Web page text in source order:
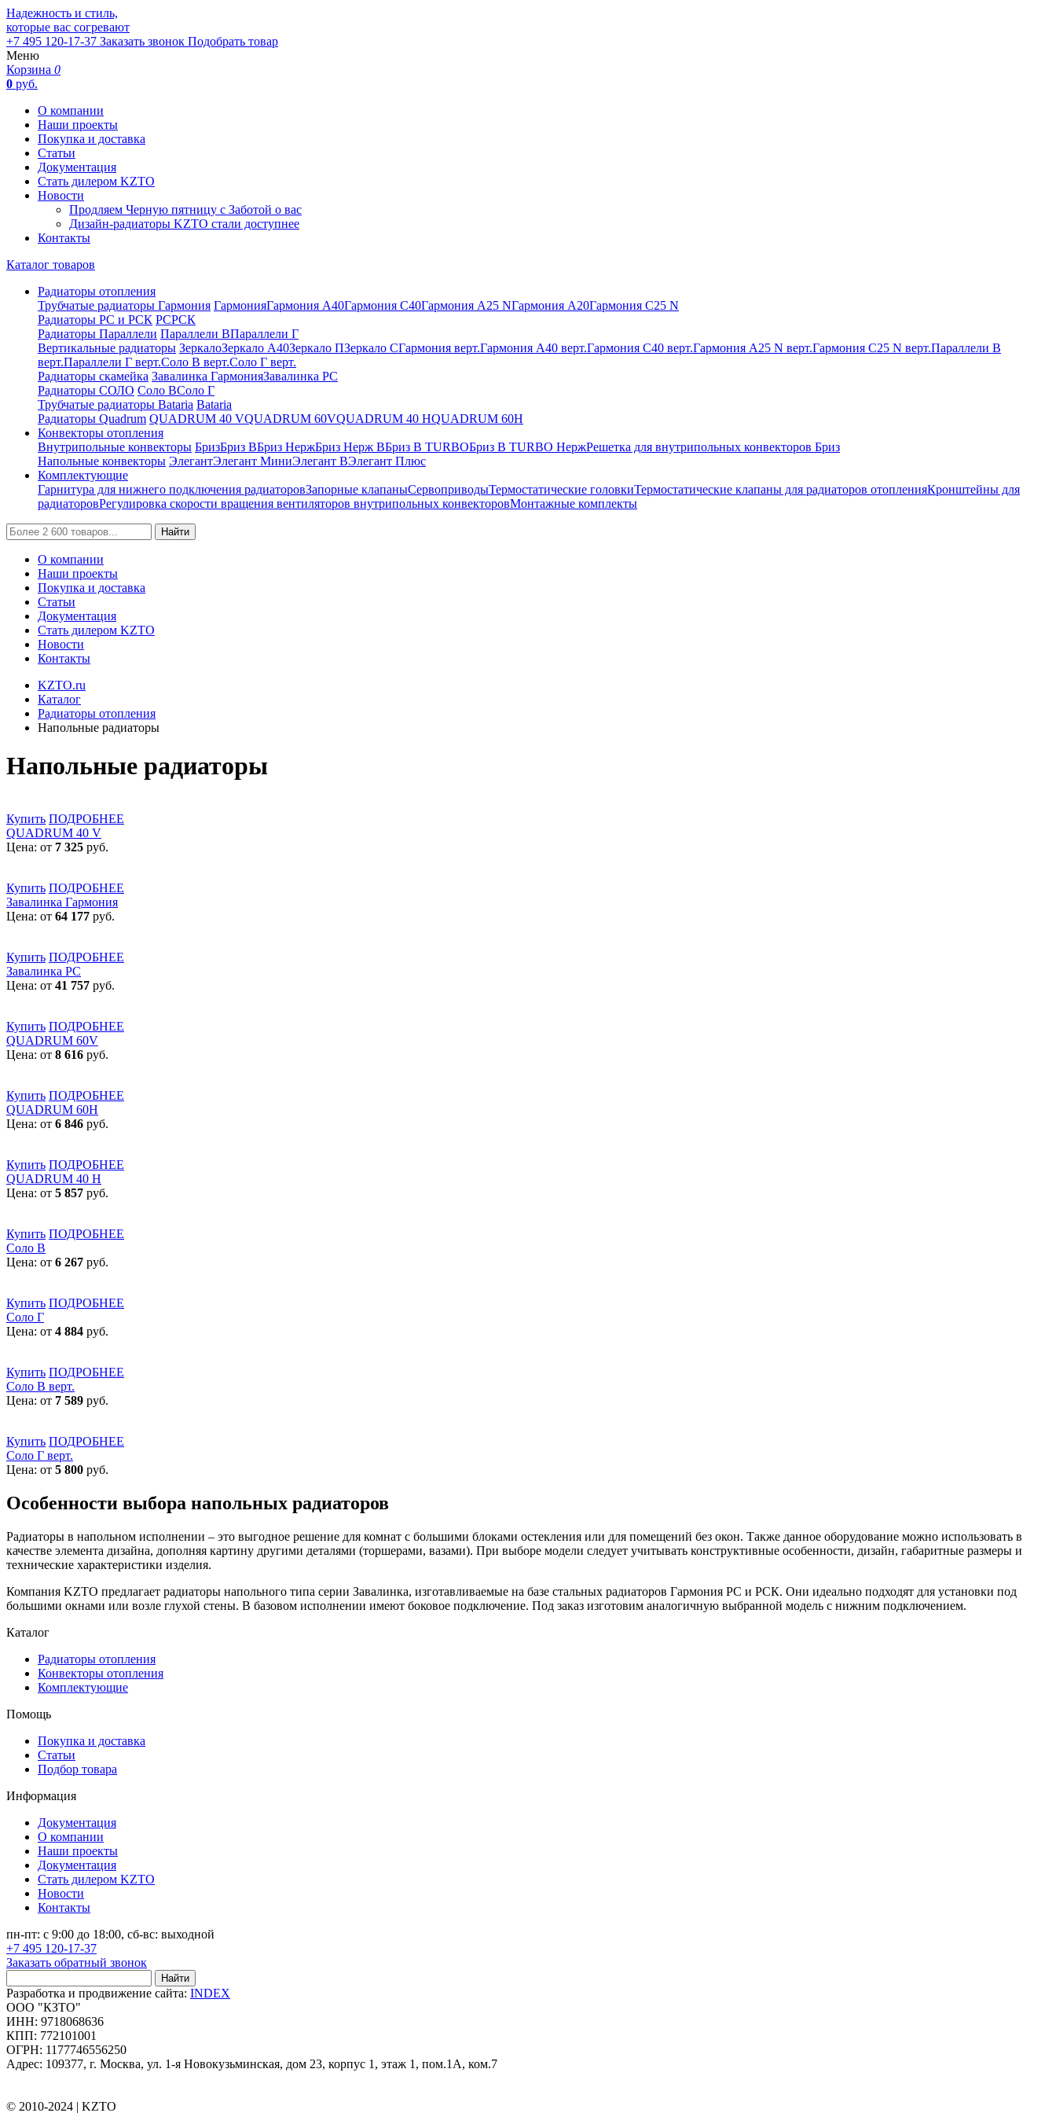
Надежность и стиль,
которые вас согревают
+7 495 120-17-37 Заказать звонок Подобрать товар
Меню
Корзина 0
0 руб.
О компании
Наши проекты
Покупка и доставка
Статьи
Документация
Стать дилером KZTO
Новости
Продляем Черную пятницу с Заботой о вас
Дизайн-радиаторы KZTO стали доступнее
Контакты
Каталог товаров
Радиаторы отопления
Трубчатые радиаторы Гармония ГармонияГармония А40Гармония С40Гармония А25 NГармония А20Гармония С25 N
Радиаторы РС и РСК РСРСК
Радиаторы Параллели Параллели ВПараллели Г
Вертикальные радиаторы ЗеркалоЗеркало А40Зеркало ПЗеркало СГармония верт.Гармония А40 верт.Гармония С40 верт.Гармония А25 N верт.Гармония С25 N верт.Параллели В
верт.Параллели Г верт.Соло В верт.Соло Г верт.
Радиаторы скамейка Завалинка ГармонияЗавалинка РС
Радиаторы СОЛО Соло ВСоло Г
Трубчатые радиаторы Bataria Bataria
Радиаторы Quadrum QUADRUM 40 VQUADRUM 60VQUADRUM 40 HQUADRUM 60H
Конвекторы отопления
Внутрипольные конвекторы БризБриз ВБриз НержБриз Нерж ВБриз В TURBOБриз В TURBO НержРешетка для внутрипольных конвекторов Бриз
Напольные конвекторы ЭлегантЭлегант МиниЭлегант ВЭлегант Плюс
Комплектующие
Гарнитура для нижнего подключения радиаторовЗапорные клапаныСервоприводыТермостатические головкиТермостатические клапаны для радиаторов отопленияКронштейны для
радиаторовРегулировка скорости вращения вентиляторов внутрипольных конвекторовМонтажные комплекты
Найти
О компании
Наши проекты
Покупка и доставка
Статьи
Документация
Стать дилером KZTO
Новости
Контакты
KZTO.ru
Каталог
Радиаторы отопления
Напольные радиаторы
Напольные радиаторы
Купить ПОДРОБНЕЕ
QUADRUM 40 V
Цена: от 7 325 руб.
Купить ПОДРОБНЕЕ
Завалинка Гармония
Цена: от 64 177 руб.
Купить ПОДРОБНЕЕ
Завалинка РС
Цена: от 41 757 руб.
Купить ПОДРОБНЕЕ
QUADRUM 60V
Цена: от 8 616 руб.
Купить ПОДРОБНЕЕ
QUADRUM 60H
Цена: от 6 846 руб.
Купить ПОДРОБНЕЕ
QUADRUM 40 H
Цена: от 5 857 руб.
Купить ПОДРОБНЕЕ
Соло В
Цена: от 6 267 руб.
Купить ПОДРОБНЕЕ
Соло Г
Цена: от 4 884 руб.
Купить ПОДРОБНЕЕ
Соло В верт.
Цена: от 7 589 руб.
Купить ПОДРОБНЕЕ
Соло Г верт.
Цена: от 5 800 руб.
Особенности выбора напольных радиаторов
Радиаторы в напольном исполнении – это выгодное решение для комнат с большими блоками остекления или для помещений без окон. Также данное оборудование можно использовать в
качестве элемента дизайна, дополняя картину другими деталями (торшерами, вазами). При выборе модели следует учитывать конструктивные особенности, дизайн, габаритные размеры и
технические характеристики изделия.
Компания KZTO предлагает радиаторы напольного типа серии Завалинка, изготавливаемые на базе стальных радиаторов Гармония РС и РСК. Они идеально подходят для установки под
большими окнами или возле глухой стены. В базовом исполнении имеют боковое подключение. Под заказ изготовим аналогичную выбранной модель с нижним подключением.
Каталог
Радиаторы отопления
Конвекторы отопления
Комплектующие
Помощь
Покупка и доставка
Статьи
Подбор товара
Информация
Документация
О компании
Наши проекты
Документация
Стать дилером KZTO
Новости
Контакты
пн-пт: с 9:00 до 18:00, сб-вс: выходной
+7 495 120-17-37
Заказать обратный звонок
Найти
Разработка и продвижение сайта: INDEX
ООО "КЗТО"
ИНН: 9718068636
КПП: 772101001
ОГРН: 1177746556250
Адрес: 109377, г. Москва, ул. 1-я Новокузьминская, дом 23, корпус 1, этаж 1, пом.1А, ком.7
© 2010-2024 | KZTO